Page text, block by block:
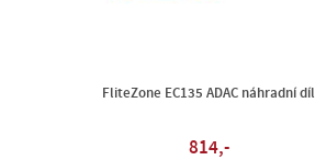
FliteZone EC135 ADAC náhradní díl
814,-